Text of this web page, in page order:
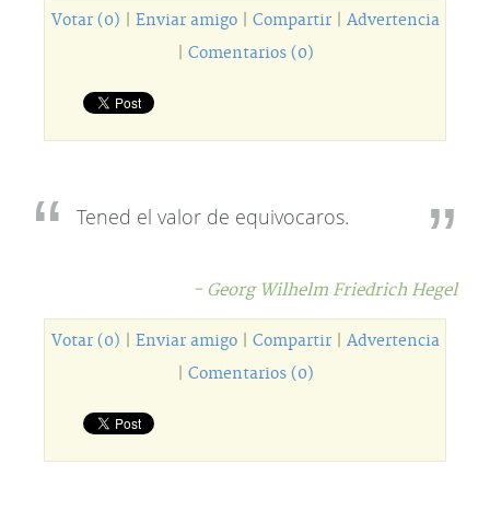
Votar (0) Enviar amigo| Compartir| Advertencia
Comentarios (0)
Tened el valor de equivocaros.
- Georg Wilhelm Friedrich Hegel
Votar (0) Enviar amigo| Compartir| Advertencia
Comentarios (0)